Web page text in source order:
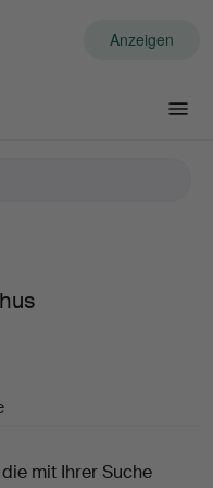
Anzeigen
mit Ihrer Suche